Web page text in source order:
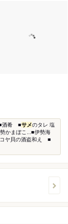
■酒肴 ■サメのタレ 塩
かまぼこ...■伊勢海
ヤ貝の酒盗和え ■